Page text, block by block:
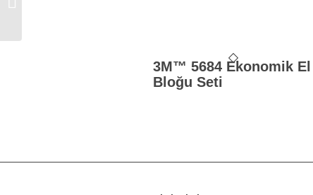
3M™ 5684 Ekonomik El
Bloğu Seti